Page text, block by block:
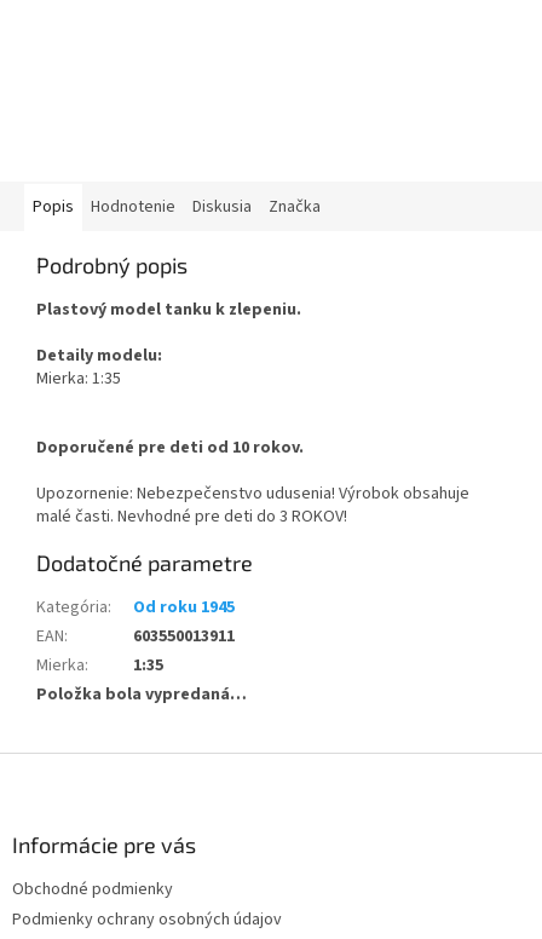
Popis Hodnotenie Diskusia Značka
Podrobný popis
Plastový model tanku k zlepeniu.
Detaily modelu:
Mierka: 1:35
Doporučené pre deti od 10 rokov.
Upozornenie: Nebezpečenstvo udusenia! Výrobok obsahuje
malé časti. Nevhodné pre deti do 3 ROKOV!
Dodatočné parametre
Kategória:
Od roku 1945
EAN:
603550013911
Mierka:
1:35
Položka bola vypredaná…
Informácie pre vás
Obchodné podmienky
Podmienky ochrany osobných údajov